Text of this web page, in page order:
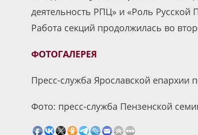
деятельность РПЦ» и «Роль Русской
Работа секций продолжилась во
ФОТОГАЛЕРЕЯ
Пресс-служба Ярославской епархии
Фото: пресс-служба Пензенской